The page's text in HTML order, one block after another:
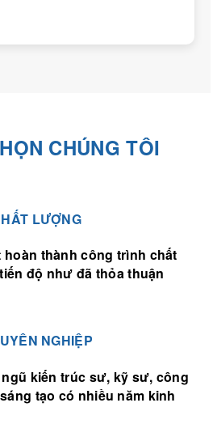
CHÚNG TÔI
LƯỢNG
hoàn thành công trình chất
độ như đã thỏa thuận
NGHIỆP
kiến trúc sư, kỹ sư, công
tạo có nhiều năm kinh